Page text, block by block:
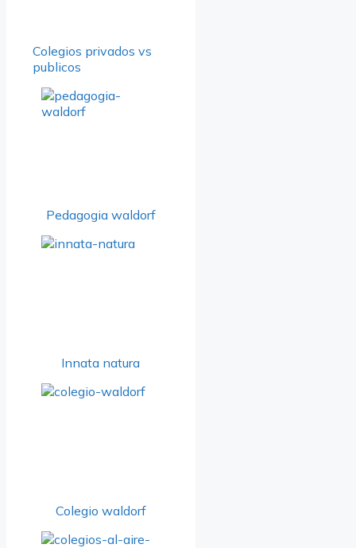
Colegios privados vs
publicos
Pedagogia waldorf
Innata natura
Colegio waldorf